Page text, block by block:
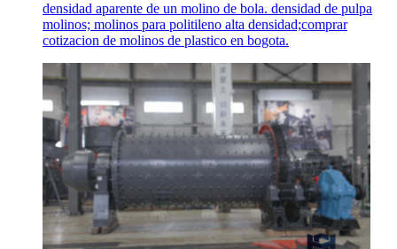
densidad aparente de un molino de bola. densidad de pulpa
molinos; molinos para politileno alta densidad;comprar
cotizacion de molinos de plastico en bogota.